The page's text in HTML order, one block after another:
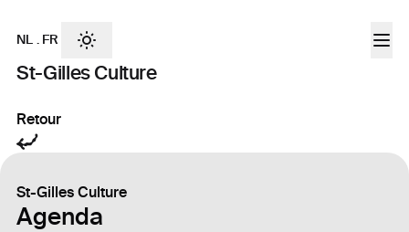
St-Gilles Culture
NL . FR
Retour
St-Gilles Culture
Agenda